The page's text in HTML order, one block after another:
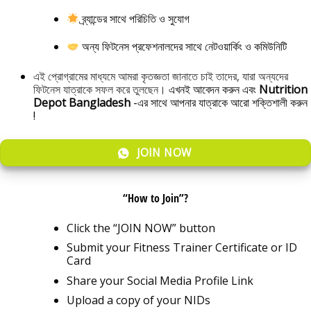
ব্র্যান্ডের সাথে পরিচিতি ও সুযোগ
অন্য ফিটনেস প্রফেশনালদের সাথে নেটওয়ার্কিং ও কমিউনিটি
এই প্রোগ্রামের মাধ্যমে আমরা কৃতজ্ঞতা জানাতে চাই তাদের, যারা অন্যদের
ফিটনেস যাত্রাকে সফল করে তুলছেন। এখনই আবেদন করুন এবং Nutrition
Depot Bangladesh -এর সাথে আপনার যাত্রাকে আরো শক্তিশালী করুন
!
JOIN NOW
“How to Join”?
Click the “JOIN NOW” button
Submit your Fitness Trainer Certificate or ID
Card
Share your Social Media Profile Link
Upload a copy of your NIDs